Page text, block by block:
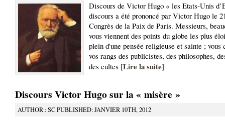
Discours de Victor Hugo « les Etats-Unis
discours a été prononcé par Victor Hugo le
Congrès de la Paix de Paris. Messieurs,
vous viennent des points du globe les plus
plein d'une pensée religieuse et sainte ; vous
vos rangs des publicistes, des philosophes,
des cultes [Lire la suite]
Discours Victor Hugo sur la « misère »
AUTHOR : SC PUBLISHED: JANVIER 10TH, 2012